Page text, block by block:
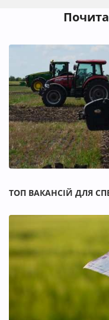
ТОП ВАКАНСІЙ ДЛЯ